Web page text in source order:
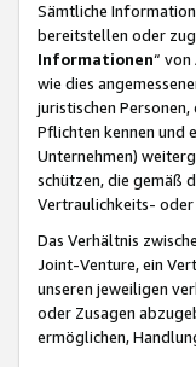
Sämtliche
bereitstellen oder
Informationen“
wie dies
juristischen
Pflichten kennen und
Unternehmen)
schützen, die gemäß
Vertraulichkeits- oder
Das Verhältnis
Joint-Venture, ein
unseren jeweiligen
oder Zusagen
ermöglichen,